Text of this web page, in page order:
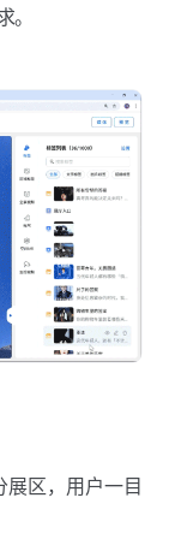
。
展区，用户一目